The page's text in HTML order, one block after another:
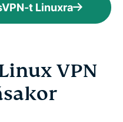
t Linuxra
VPN